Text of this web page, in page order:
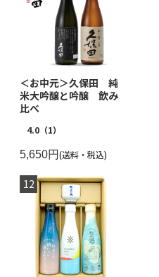
＜お中元＞久保田 純
米大吟醸と吟醸 飲み
比べ
4.0 （1）
5,650円(送料・税込)